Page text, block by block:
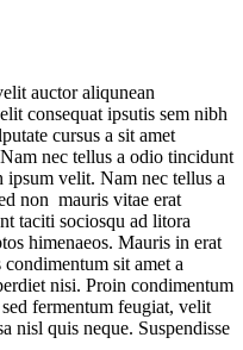
auctor aliqunean
consequat ipsutis sem nibh
cursus a sit amet
nec tellus a odio tincidunt
ipsum velit. Nam nec tellus a
non mauris vitae erat
taciti sociosqu ad litora
himenaeos. Mauris in erat
sit amet a
nisi. Proin condimentum
fermentum feugiat, velit
nisl quis neque. Suspendisse